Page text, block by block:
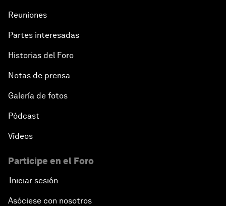
Reuniones
Partes interesadas
Historias del Foro
Notas de prensa
Galería de fotos
Pódcast
Vídeos
Participe en el Foro
Iniciar sesión
Asóciese con nosotros